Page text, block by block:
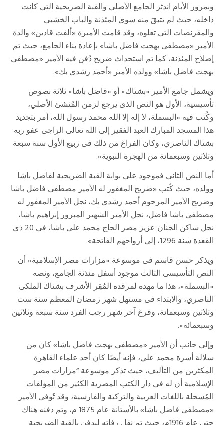
وبمرور الأيام اندثر الجامع الأصلى والقبة الضريحية التى كانت
داخله، حيث لم يتبقَ منه سوى المئذنة والباب الخشبى
والمقرنصات التى تعلوه، وقد قامت الأميرة «ألفت قادين» والدة
الأمير «مصطفى بهجت فاضل باشا» بإعادة بناء الجامع، حيث تم
إصلاح المئذنة، كما تم استحداث ضريح دُفن فيه الأمير «مصطفى
بهجت فاضل باشا» وولده الأمير «أحمد رشدى بك».
ويشمل جامع الأمير «بشتاك» أو «فاضل باشا» ثلاثة نصوص
تأسيسية، الأول هو النص الذى يرجع لزمن المُنشئ الأصلي،
وكُتب فيه «البسملة، لا إله إلا الله محمد رسول الله، أمر بتجديد
هذا المسجد المبارك العبد الفقير إلى الله تعالى الراجى عفو ربه
بشتاك الناصري، وكان الفراغ من ذلك فى ربيع الأول سنة سبعة
وثلاثين وسبعمائة من الهجرة النبوية».
أما النص الثانى فموجود على بوابة القبة الضريحية لفاضل باشا
وولده، حيث كُتب «ضريح المغفور له الأمير مصطفى فاضل باشا
وضريح الأمير المرحوم أحمد رشدى بك، نجل الأمير المغفور له
مصطفى باشا فاضل، نجل الأمير الشهير المبرور إبراهيم باشا،
نجل ساكن الجنان عزيز مصر الحاج محمد على باشا، فى 20 ذى
القعدة سنة 1296، إلى أرواحهم الفاتحة».
ويذكر حسن قاسم فى موسوعة «مزارات مصر الإسلامية» أن
النص التأسيسى الثالث موجود أسفل مئذنة الجامع، ونصه
«البسملة»، هذا ما مهده لمرقده المُقِر الأشرف بشتاك الملكى
الناصري، والابتداء فى مستهل شهر رمضان المعظم سنة ست
وثلاثين وسبعمائة، وفرغ آخر شهر رجب الفرد سنة سبعة وثلاثين
وسبعمائة».
وإلى جانب أن الأمير «مصطفى بهجت فاضل باشا» كان من
سلالة أسرة محمد علي، فإنه أيضًا كان أحد علماء القاهرة
المكثرين من التأليف، حيث تذكر موسوعة “مزارات مصر
الإسلامية أن له فى دار الكتب المصرية الكثير من المؤلفات
المُسجلة باللغات العربية والتركية والفارسية، وقد تُوفى الأمير
«مصطفى فاضل باشا» بالأستانة عام 1875 م، وتم دفنه هناك